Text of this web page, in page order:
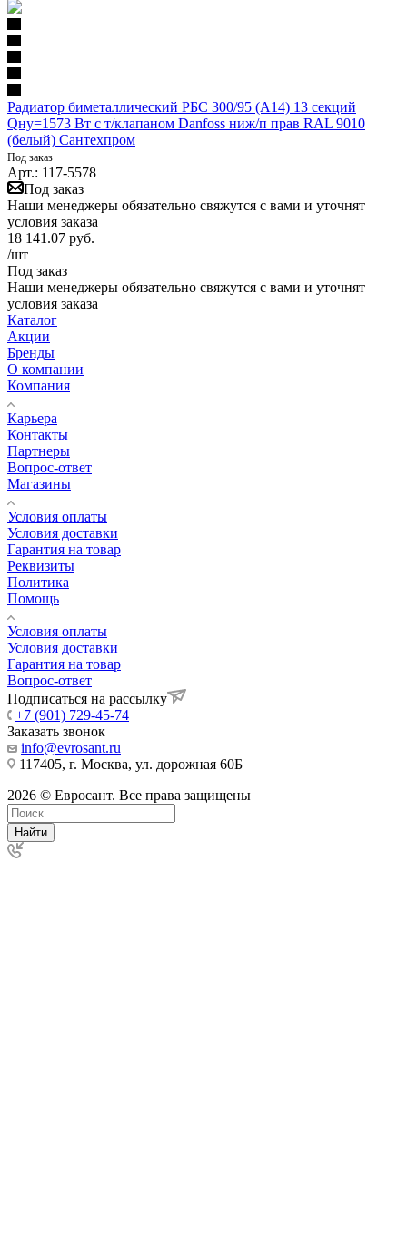
Радиатор биметаллический РБС 300/95 (А14) 13 секций
Qну=1573 Вт с т/клапаном Danfoss ниж/п прав RAL 9010
(белый) Сантехпром
Под заказ
Арт.: 117-5578
Под заказ
Наши менеджеры обязательно свяжутся с вами и уточнят
условия заказа
18 141.07 руб.
/шт
Под заказ
Наши менеджеры обязательно свяжутся с вами и уточнят
условия заказа
Каталог
Акции
Бренды
О компании
Компания
Карьера
Контакты
Партнеры
Вопрос-ответ
Магазины
Условия оплаты
Условия доставки
Гарантия на товар
Реквизиты
Политика
Помощь
Условия оплаты
Условия доставки
Гарантия на товар
Вопрос-ответ
Подписаться на рассылку
+7 (901) 729-45-74
Заказать звонок
info@evrosant.ru
117405, г. Москва, ул. дорожная 60Б
2026 © Евросант. Все права защищены
Найти